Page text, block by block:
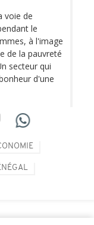
voie de
le
à l'image
de la pauvreté
secteur qui
d'une